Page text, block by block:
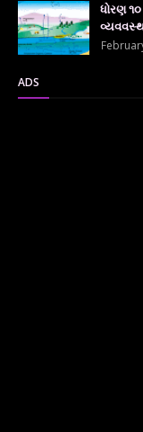
ધોરણ ૧૦
ADS